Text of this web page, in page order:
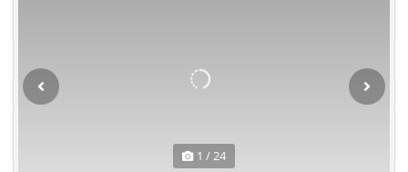
1 / 24